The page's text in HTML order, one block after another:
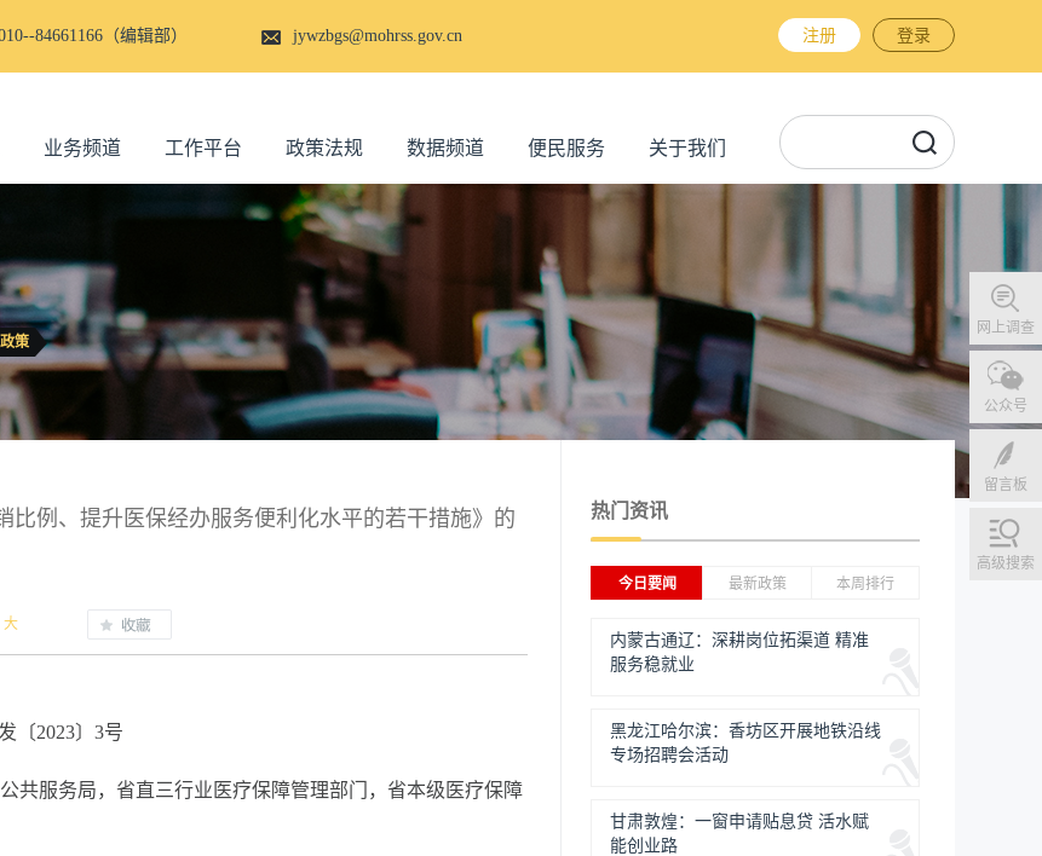
84661166（编辑部） jywzbgs@mohrss.gov.cn 注册 登录
业务频道 工作平台 政策法规 数据频道 便民服务 关于我们
网上调查
公众号
留言板
高级搜索
策
例、提升医保经办服务便利化水平的若干措施》的
大
〔2023〕3号
共服务局，省直三行业医疗保障管理部门，省本级医疗保障
热门资讯
今日要闻 最新政策 本周排行
内蒙古通辽：深耕岗位拓渠道 精准
服务稳就业
黑龙江哈尔滨：香坊区开展地铁沿线
专场招聘会活动
甘肃敦煌：一窗申请贴息贷 活水赋
能创业路